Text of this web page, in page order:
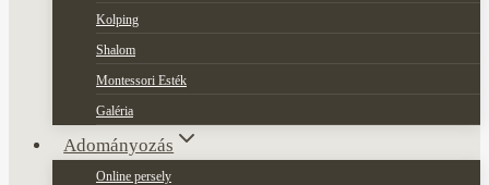
Kolping
Shalom
Montessori Esték
Galéria
Adományozás
Online persely